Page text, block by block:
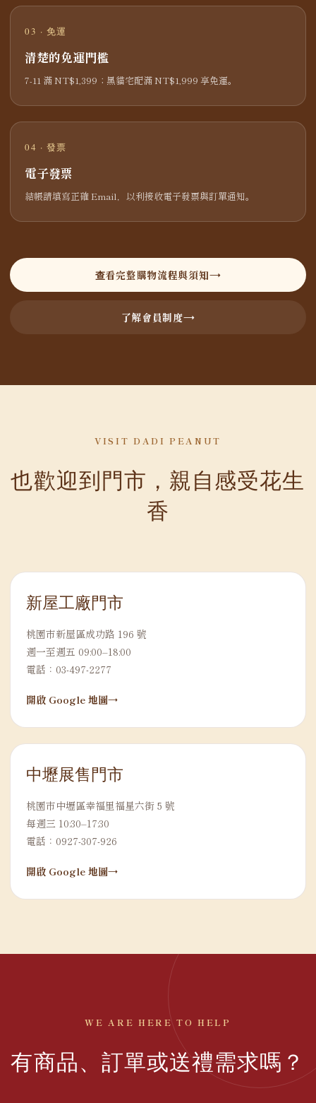
03 · 免運
清楚的免運門檻
7-11 滿 NT$1,399；黑貓宅配滿 NT$1,999 享免運。
04 · 發票
電子發票
結帳請填寫正確 Email，以利接收電子發票與訂單通知。
查看完整購物流程與須知
了解會員制度
VISIT DADI PEANUT
也歡迎到門市，親自感受花生
香
新屋工廠門市
桃園市新屋區成功路 196 號
週一至週五 09:00–18:00
電話：03-497-2277
開啟 Google 地圖
中壢展售門市
桃園市中壢區幸福里福星六街 5 號
每週三 10:30–17:30
電話：0927-307-926
開啟 Google 地圖
WE ARE HERE TO HELP
有商品、訂單或送禮需求嗎？